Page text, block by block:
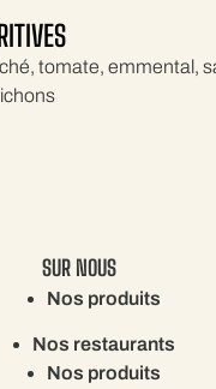
tomate, emmental,
SUR NOUS
Nos produits
Nos restaurants
Nos produits